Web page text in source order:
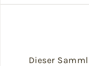
Dieser